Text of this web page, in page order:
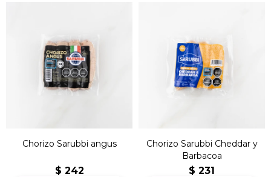
Chorizo Sarubbi angus
$ 242
Chorizo Sarubbi Cheddar y
Barbacoa
$ 231